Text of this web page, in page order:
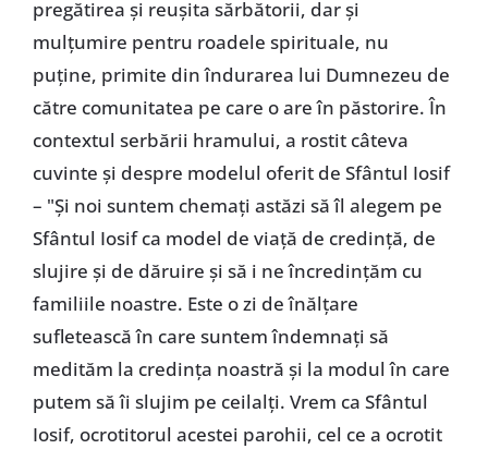
pregătirea şi reuşita sărbătorii, dar şi
mulţumire pentru roadele spirituale, nu
puţine, primite din îndurarea lui Dumnezeu de
către comunitatea pe care o are în păstorire. În
contextul serbării hramului, a rostit câteva
cuvinte şi despre modelul oferit de Sfântul Iosif
– "Şi noi suntem chemaţi astăzi să îl alegem pe
Sfântul Iosif ca model de viaţă de credinţă, de
slujire şi de dăruire şi să i ne încredinţăm cu
familiile noastre. Este o zi de înălţare
sufletească în care suntem îndemnaţi să
medităm la credinţa noastră şi la modul în care
putem să îi slujim pe ceilalţi. Vrem ca Sfântul
Iosif, ocrotitorul acestei parohii, cel ce a ocrotit